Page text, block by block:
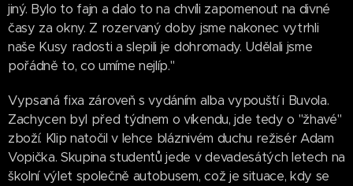
jiný. Bylo to fajn a dalo to na chvíli zapomenout na divné
časy za okny. Z rozervaný doby jsme nakonec vytrhli
naše Kusy radosti a slepili je dohromady. Udělali jsme
pořádně to, co umíme nejlíp."
Vypsaná fixa zároveň s vydáním alba vypouští i Buvola.
Zachycen byl před týdnem o víkendu, jde tedy o "žhavé"
zboží. Klip natočil v lehce bláznivém duchu režisér Adam
Vopička. Skupina studentů jede v devadesátých letech na
školní výlet společně autobusem, což je situace, kdy se